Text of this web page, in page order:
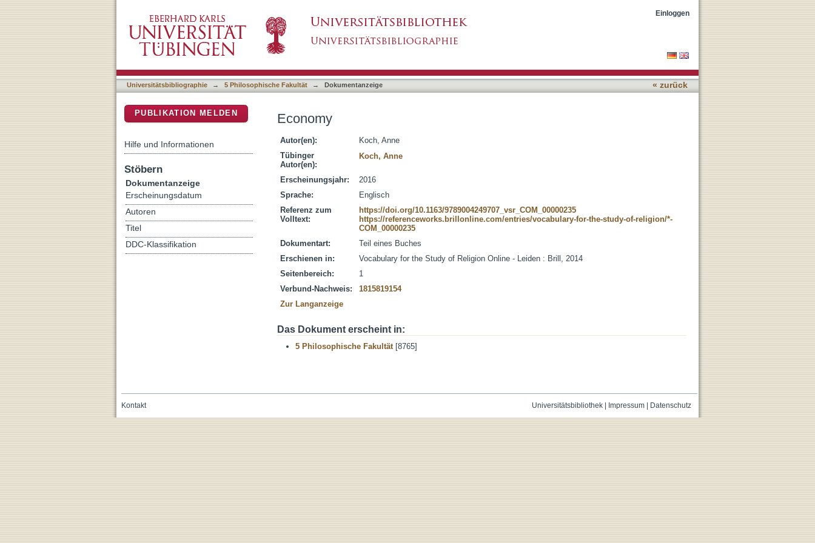
Einloggen
Universitätsbibliographie → 5 Philosophische Fakultät → Dokumentanzeige « zurück
Economy
Autor(en):
Koch, Anne
Tübinger
Autor(en):
Koch, Anne
Erscheinungsjahr:
2016
Sprache:
Englisch
Referenz zum
Volltext:
https://doi.org/10.1163/9789004249707_vsr_COM_00000235
https://referenceworks.brillonline.com/entries/vocabulary-for-the-study-of-religion/*-
COM_00000235
Dokumentart:
Teil eines Buches
Erschienen in:
Vocabulary for the Study of Religion Online - Leiden : Brill, 2014
Seitenbereich:
1
Verbund-Nachweis:
1815819154
Zur Langanzeige
Das Dokument erscheint in:
5 Philosophische Fakultät[8765]
PUBLIKATION MELDEN
Hilfe und Informationen
Stöbern
Dokumentanzeige
Erscheinungsdatum
Autoren
Titel
DDC-Klassifikation
Universitätsbibliothek| Impressum| Datenschutz
Kontakt